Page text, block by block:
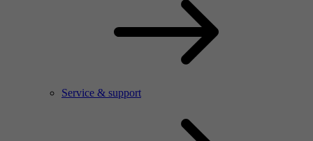
Service & support